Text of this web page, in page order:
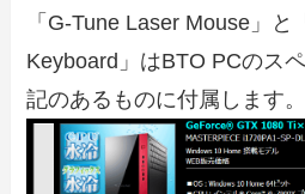
「G-Tune Laser Mouse」と
Keyboard」はBTO PCのス
記のあるものに付属します。